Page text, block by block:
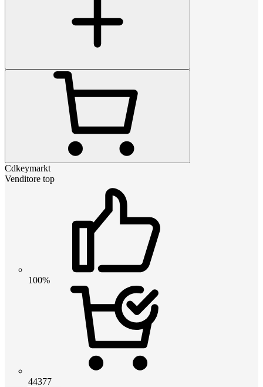
Cdkeymarkt
Venditore top
100%
44377